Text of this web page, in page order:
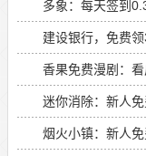
多象：每天签到
建设银行，免费领
香果免费漫剧：看
迷你消除：新人免
烟火小镇：新人免